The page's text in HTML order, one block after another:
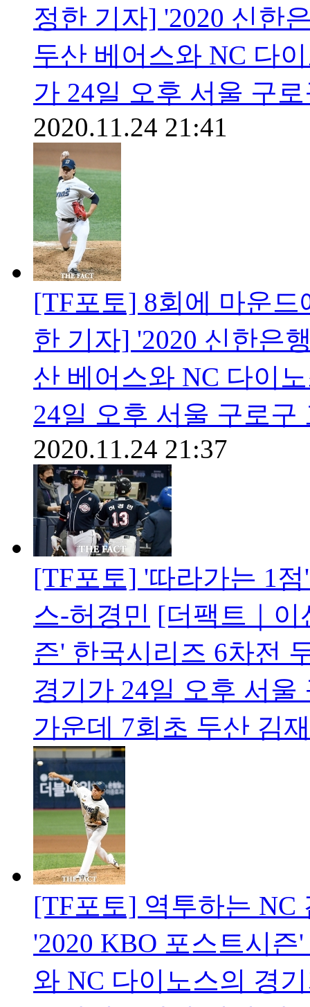
정한 기자] '2020 신한
두산 베어스와 NC 다
가 24일 오후 서울 구
2020.11.24 21:41
[TF포토] 8회에 마운드
한 기자] '2020 신한은
산 베어스와 NC 다이
24일 오후 서울 구로
2020.11.24 21:37
[TF포토] '따라가는 1
스-허경민 [더팩트｜이
즌' 한국시리즈 6차전
경기가 24일 오후 서
가운데 7회초 두산 김재
[TF포토] 역투하는 NC
'2020 KBO 포스트시
와 NC 다이노스의 경